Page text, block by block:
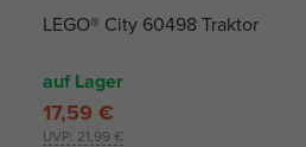
LEGO® City 60498 Traktor
auf Lager
UVP: 21,99 €
17,59 €